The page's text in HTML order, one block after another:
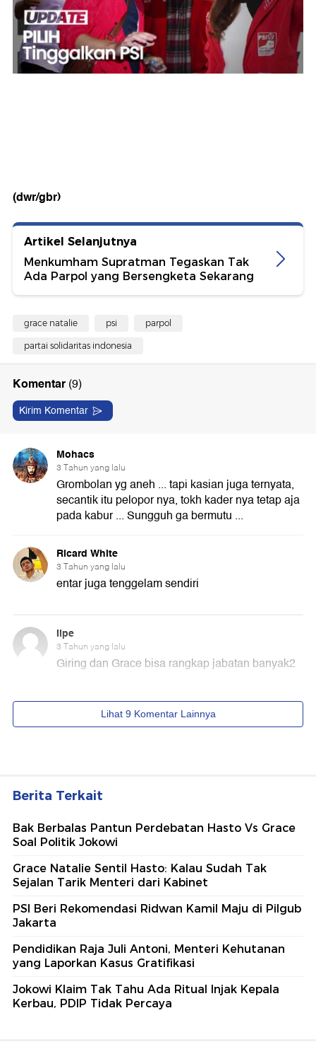
(dwr/gbr)
Artikel Selanjutnya
Menkumham Supratman Tegaskan Tak
Ada Parpol yang Bersengketa Sekarang
grace natalie psi parpol
partai solidaritas indonesia
Berita Terkait
Bak Berbalas Pantun Perdebatan Hasto Vs Grace
Soal Politik Jokowi
Grace Natalie Sentil Hasto: Kalau Sudah Tak
Sejalan Tarik Menteri dari Kabinet
PSI Beri Rekomendasi Ridwan Kamil Maju di Pilgub
Jakarta
Pendidikan Raja Juli Antoni, Menteri Kehutanan
yang Laporkan Kasus Gratifikasi
Jokowi Klaim Tak Tahu Ada Ritual Injak Kepala
Kerbau, PDIP Tidak Percaya